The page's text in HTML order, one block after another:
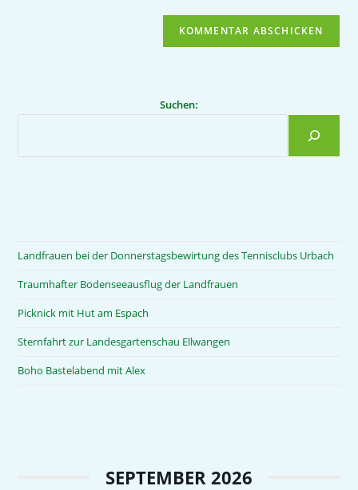
Suchen:
Landfrauen bei der Donnerstagsbewirtung des Tennisclubs Urbach
Traumhafter Bodenseeausflug der Landfrauen
Picknick mit Hut am Espach
Sternfahrt zur Landesgartenschau Ellwangen
Boho Bastelabend mit Alex
SEPTEMBER 2026